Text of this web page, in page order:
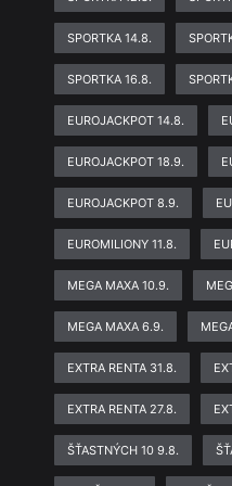
SPORTKA 14.8.
SPORTKA 16.8.
EUROJACKPOT 14.8.
EUROJACKPOT 18.9.
EUROJACKPOT 8.9.
EUROMILIONY 11.8.
MEGA MAXA 10.9.
MEGA MAXA 6.9.
EXTRA RENTA 31.8.
EXTRA RENTA 27.8.
ŠŤASTNÝCH 10 9.8.